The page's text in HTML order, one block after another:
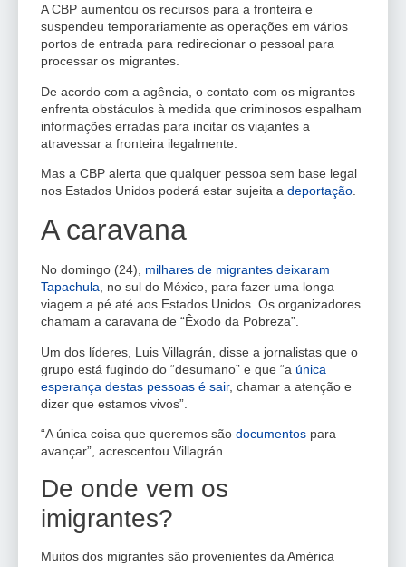
A CBP aumentou os recursos para a fronteira e
suspendeu temporariamente as operações em vários
portos de entrada para redirecionar o pessoal para
processar os migrantes.
De acordo com a agência, o contato com os migrantes
enfrenta obstáculos à medida que criminosos espalham
informações erradas para incitar os viajantes a
atravessar a fronteira ilegalmente.
Mas a CBP alerta que qualquer pessoa sem base legal
nos Estados Unidos poderá estar sujeita a deportação
A caravana
No domingo (24), milhares de migrantes deixaram
Tapachula, no sul do México, para fazer uma longa
viagem a pé até aos Estados Unidos. Os organizadores
chamam a caravana de “Êxodo da Pobreza”.
Um dos líderes, Luis Villagrán, disse a jornalistas que o
grupo está fugindo do “desumano” e que “a única
esperança destas pessoas é sair, chamar a atenção e
dizer que estamos vivos”.
“A única coisa que queremos são documentos para
avançar”, acrescentou Villagrán.
De onde vem os
imigrantes?
Muitos dos migrantes são provenientes da América